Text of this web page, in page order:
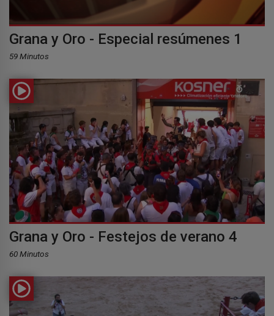
Grana y Oro - Especial resúmenes 1
59 Minutos
Grana y Oro - Festejos de verano 4
60 Minutos